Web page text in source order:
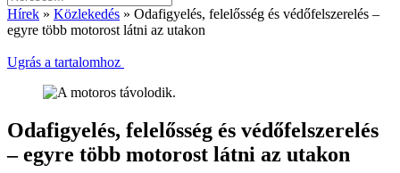
Hírek » Közlekedés » Odafigyelés, felelősség és védőfelszerelés –
egyre több motorost látni az utakon
Ugrás a tartalomhoz
Odafigyelés, felelősség és védőfelszerelés
– egyre több motorost látni az utakon